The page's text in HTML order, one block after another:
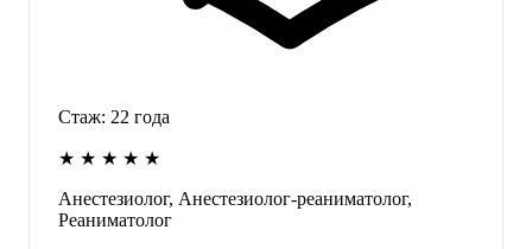
Стаж: 22 года
★ ★ ★ ★ ★
Анестезиолог, Анестезиолог-реаниматолог,
Реаниматолог